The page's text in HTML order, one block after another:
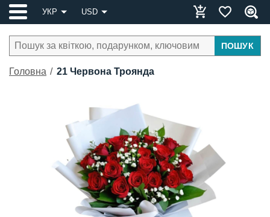
УКР USD
ПОШУК
Головна 21 Червона Троянда